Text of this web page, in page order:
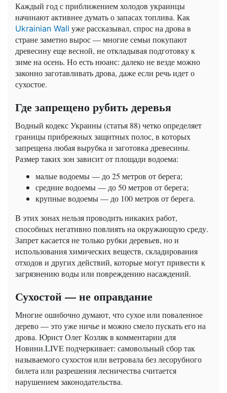
Каждый год с приближением холодов украинцы
начинают активнее думать о запасах топлива. Как
Ukrainian Wall уже рассказывал, спрос на дрова в
стране заметно вырос — многие семьи покупают
древесину еще весной, не откладывая подготовку к
зиме на осень. Но есть нюанс: далеко не везде можно
законно заготавливать дрова, даже если речь идет о
сухостое.
Где запрещено рубить деревья
Водный кодекс Украины (статья 88) четко определяет
границы прибрежных защитных полос, в которых
запрещена любая вырубка и заготовка древесины.
Размер таких зон зависит от площади водоема:
малые водоемы — до 25 метров от берега;
средние водоемы — до 50 метров от берега;
крупные водоемы — до 100 метров от берега.
В этих зонах нельзя проводить никаких работ,
способных негативно повлиять на окружающую среду.
Запрет касается не только рубки деревьев, но и
использования химических веществ, складирования
отходов и других действий, которые могут привести к
загрязнению воды или повреждению насаждений.
Сухостой — не оправдание
Многие ошибочно думают, что сухое или поваленное
дерево — это уже ничье и можно смело пускать его на
дрова. Юрист Олег Козляк в комментарии для
Новини.LIVE подчеркивает: самовольный сбор так
называемого сухостоя или ветровала без лесорубного
билета или разрешения лесничества считается
нарушением законодательства.